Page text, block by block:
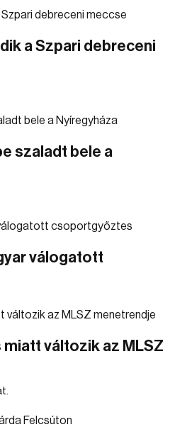
a Szpari debreceni
szaladt bele a
válogatott
változik az MLSZ